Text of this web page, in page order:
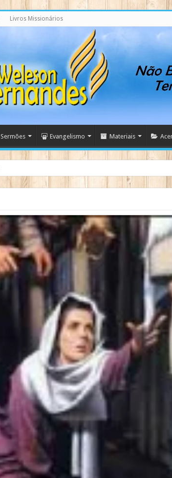
Livros Missionários
Sermões Evangelismo Materiais